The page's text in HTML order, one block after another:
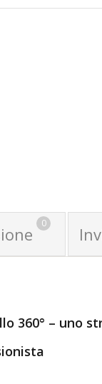
0
360° – uno